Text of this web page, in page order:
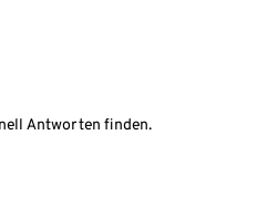
Antworten finden.